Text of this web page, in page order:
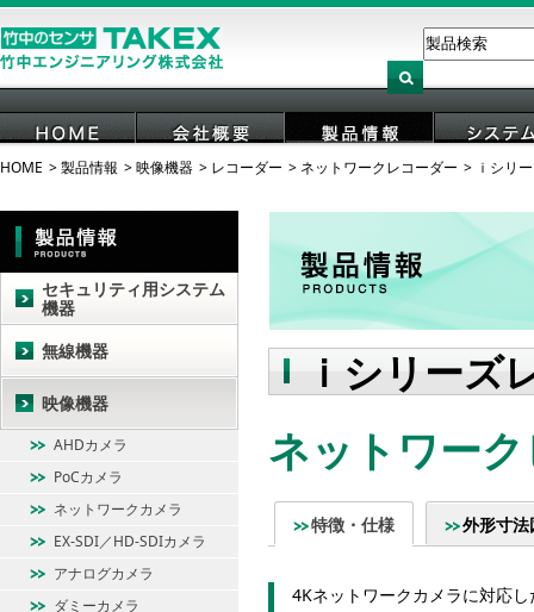
HOME 会社概要 製品情報 システ
HOME 製品情報 映像機器 レコーダー ネットワークレコーダー ｉシリ
ｉシリーズ
ネットワー
特徴・仕様 外形寸法
4Kネットワークカメラに対応
セキュリティ用システム
機器
無線機器
映像機器
AHDカメラ
PoCカメラ
ネットワークカメラ
EX-SDI／HD-SDIカメラ
アナログカメラ
ダミーカメラ